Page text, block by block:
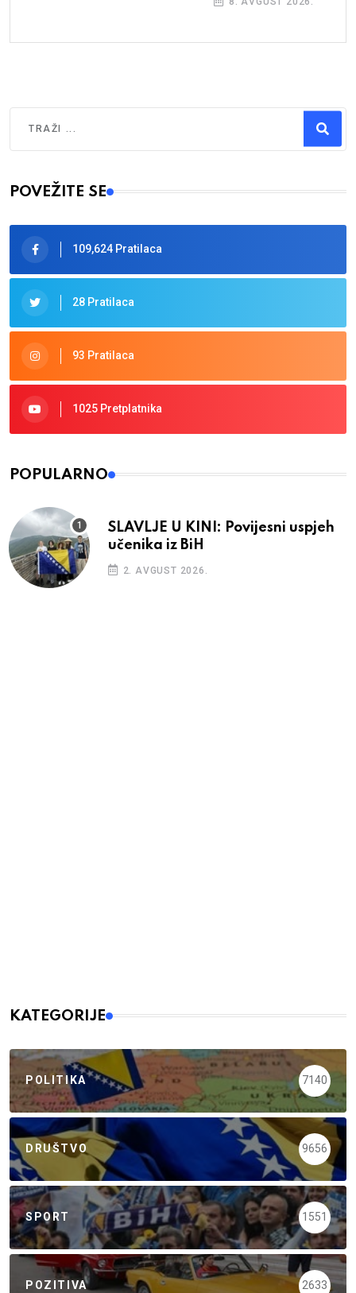
Type 2 or more characters for results.
POVEŽITE SE
109,624 Pratilaca
28 Pratilaca
93 Pratilaca
1025 Pretplatnika
POPULARNO
SLAVLJE U KINI: Povijesni uspjeh
učenika iz BiH
2. AVGUST 2026.
KATEGORIJE
POLITIKA 7140
DRUŠTVO 9656
SPORT 1551
POZITIVA 2633